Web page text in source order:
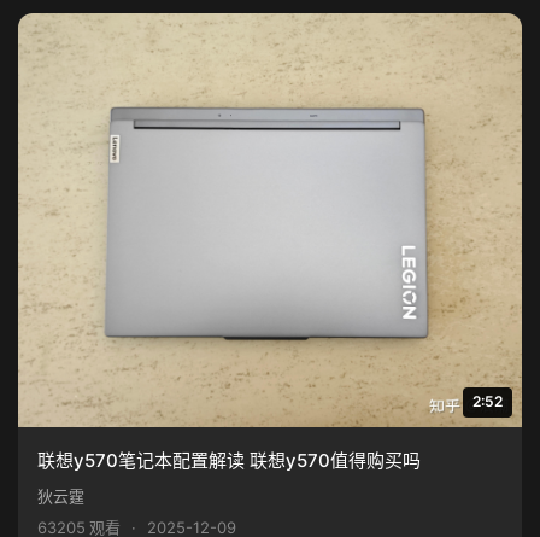
2:52
联想y570笔记本配置解读 联想y570值得购买吗
狄云霆
63205 观看
· 2025-12-09